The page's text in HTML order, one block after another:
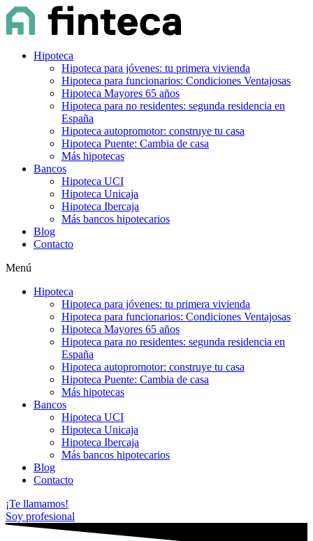
Hipoteca
Hipoteca para jóvenes: tu primera vivienda
Hipoteca para funcionarios: Condiciones Ventajosas
Hipoteca Mayores 65 años
Hipoteca para no residentes: segunda residencia en
España
Hipoteca autopromotor: construye tu casa
Hipoteca Puente: Cambia de casa
Más hipotecas
Bancos
Hipoteca UCI
Hipoteca Unicaja
Hipoteca Ibercaja
Más bancos hipotecarios
Blog
Contacto
Menú
Hipoteca
Hipoteca para jóvenes: tu primera vivienda
Hipoteca para funcionarios: Condiciones Ventajosas
Hipoteca Mayores 65 años
Hipoteca para no residentes: segunda residencia en
España
Hipoteca autopromotor: construye tu casa
Hipoteca Puente: Cambia de casa
Más hipotecas
Bancos
Hipoteca UCI
Hipoteca Unicaja
Hipoteca Ibercaja
Más bancos hipotecarios
Blog
Contacto
¡Te llamamos!
Soy profesional